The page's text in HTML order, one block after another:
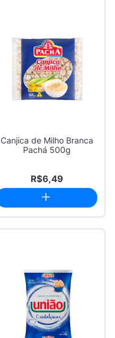
Canjica de Milho Branca
Pachá 500g
R$6,49